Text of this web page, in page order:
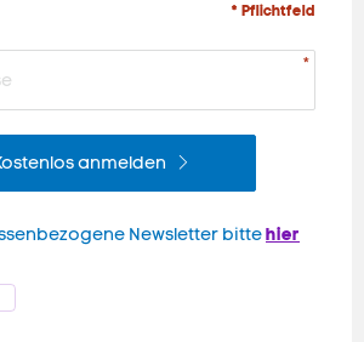
* Pflichtfeld
anmelden
Newsletter bittehier